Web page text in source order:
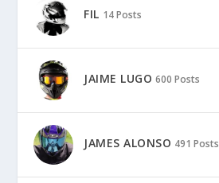
FIL 14 Posts
JAIME LUGO 600 Posts
JAMES ALONSO 491 Posts